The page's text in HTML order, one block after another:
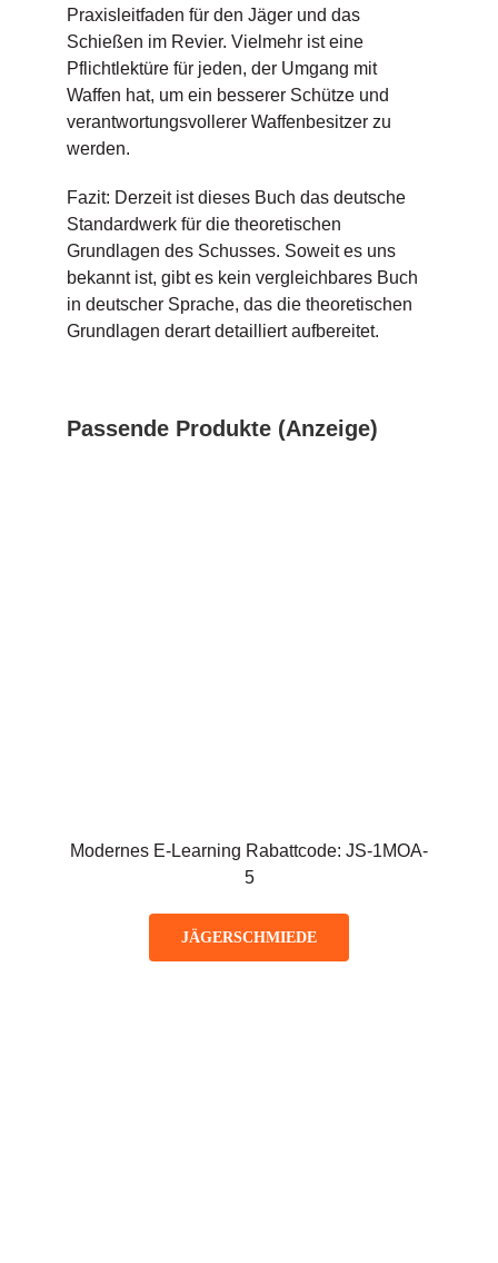
Praxisleitfaden für den Jäger und das
Schießen im Revier. Vielmehr ist eine
Pflichtlektüre für jeden, der Umgang mit
Waffen hat, um ein besserer Schütze und
verantwortungsvollerer Waffenbesitzer zu
werden.
Fazit: Derzeit ist dieses Buch das deutsche
Standardwerk für die theoretischen
Grundlagen des Schusses. Soweit es uns
bekannt ist, gibt es kein vergleichbares Buch
in deutscher Sprache, das die theoretischen
Grundlagen derart detailliert aufbereitet.
Passende Produkte (Anzeige)
Modernes E-Learning Rabattcode: JS-1MOA-
5
JÄGERSCHMIEDE